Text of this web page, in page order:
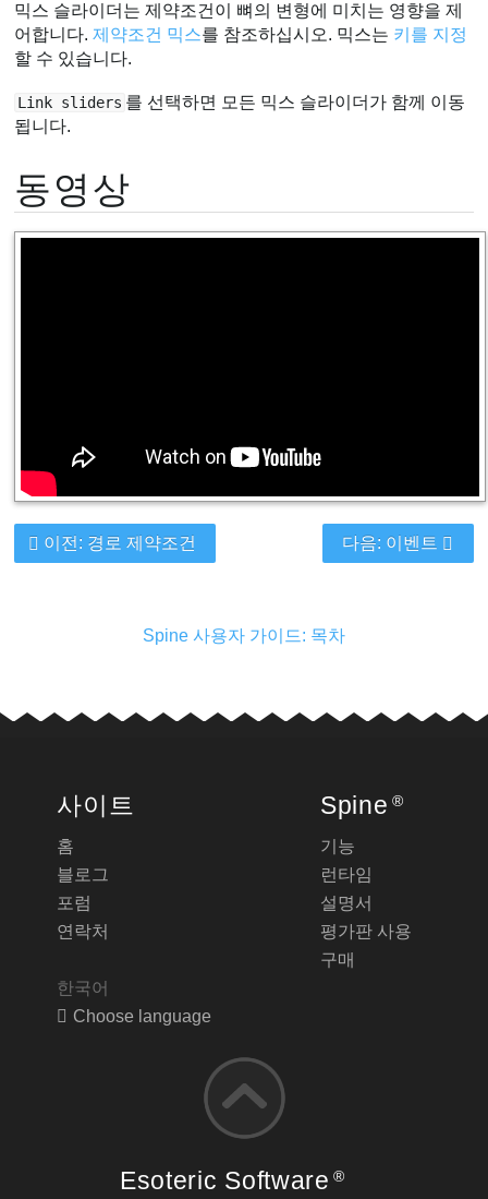
믹스 슬라이더는 제약조건이 뼈의 변형에 미치는 영향을 제
어합니다.제약조건 믹스를 참조하십시오. 믹스는 키를 지정
할 수 있습니다.
Link sliders 를 선택하면 모든 믹스 슬라이더가 함께 이동
됩니다.
동영상
다음: 이벤트
이전: 경로 제약조건
Spine 사용자 가이드: 목차
사이트
홈
블로그
포럼
연락처
한국어
Choose language
Spine ®
기능
런타임
설명서
평가판 사용
구매
Esoteric Software ®